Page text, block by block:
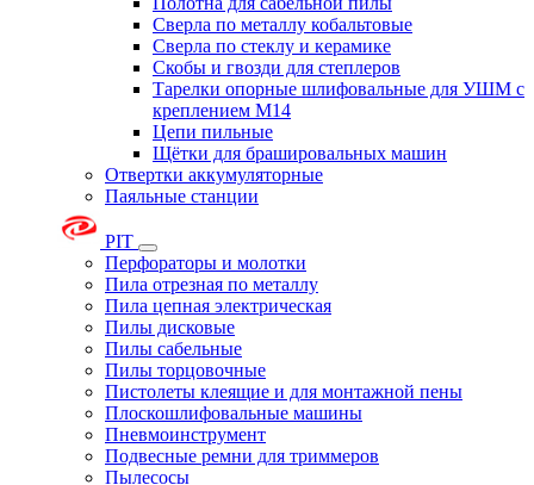
Сверла по металлу кобальтовые
Сверла по стеклу и керамике
Скобы и гвозди для степлеров
Тарелки опорные шлифовальные для УШМ с
креплением М14
Цепи пильные
Щётки для брашировальных машин
Отвертки аккумуляторные
Паяльные станции
PIT
Перфораторы и молотки
Пила отрезная по металлу
Пила цепная электрическая
Пилы дисковые
Пилы сабельные
Пилы торцовочные
Пистолеты клеящие и для монтажной пены
Плоскошлифовальные машины
Пневмоинструмент
Подвесные ремни для триммеров
Пылесосы